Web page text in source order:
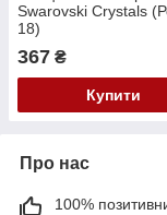
Swarovski Crystals
18)
367 ₴
Купити
Про нас
100%